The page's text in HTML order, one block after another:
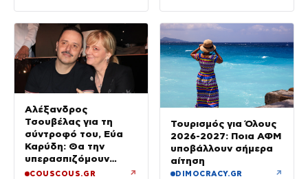
Αλέξανδρος
Τσουβέλας για τη
σύντροφό του, Εύα
Καρύδη: Θα την
υπερασπιζόμουν
άλλες 500 φορές –
COUSCOUS.GR ↗
Τουρισμός για Όλους
2026-2027: Ποια ΑΦΜ
υποβάλλουν σήμερα
αίτηση
DIMOCRACY.GR ↗